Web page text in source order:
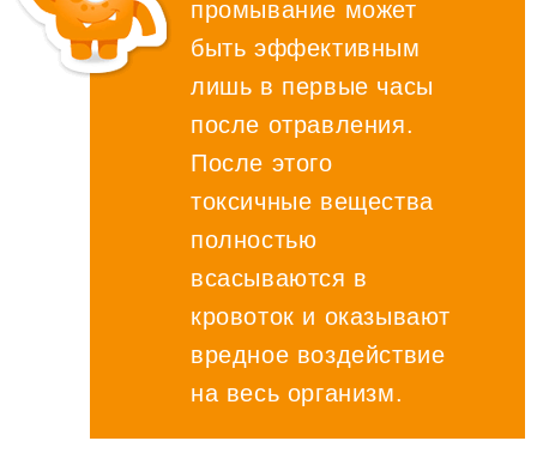
промывание может
быть эффективным
лишь в первые часы
после отравления.
После этого
токсичные вещества
полностью
всасываются в
кровоток и оказывают
вредное воздействие
на весь организм.